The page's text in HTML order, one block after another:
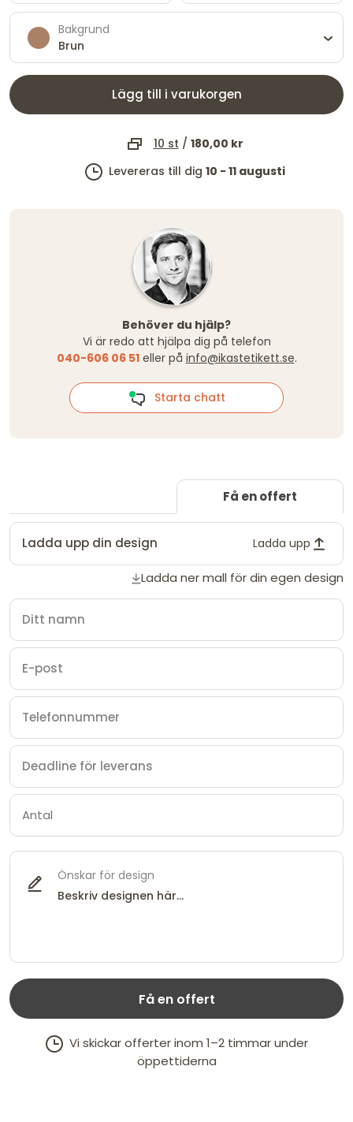
Bakgrund
Brun
Lägg till i varukorgen
10 st / 180,00 kr
Levereras till dig 10 - 11 augusti
Behöver du hjälp?
Vi är redo att hjälpa dig på telefon
040-606 06 51eller på info@ikastetikett.se.
Starta chatt
Få en offert
Ladda upp din design Ladda upp
Ladda ner mall för din egen design
Önskar för design
Få en offert
Vi skickar offerter inom 1–2 timmar under
öppettiderna